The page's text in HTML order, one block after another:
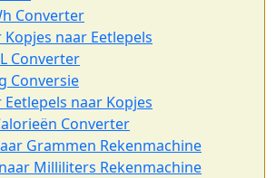
Converter
naar Eetlepels
Converter
Conversie
naar Kopjes
Converter
Grammen Rekenmachine
Milliliters Rekenmachine